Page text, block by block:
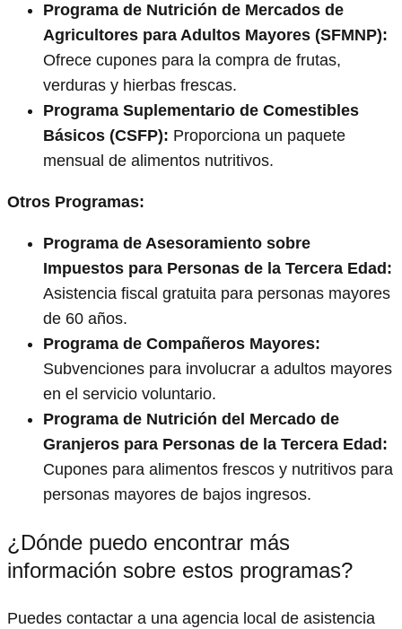
Programa de Nutrición de Mercados de
Agricultores para Adultos Mayores (SFMNP):
Ofrece cupones para la compra de frutas,
verduras y hierbas frescas.
Programa Suplementario de Comestibles
Básicos (CSFP): Proporciona un paquete
mensual de alimentos nutritivos.
Otros Programas:
Programa de Asesoramiento sobre
Impuestos para Personas de la Tercera Edad:
Asistencia fiscal gratuita para personas mayores
de 60 años.
Programa de Compañeros Mayores:
Subvenciones para involucrar a adultos mayores
en el servicio voluntario.
Programa de Nutrición del Mercado de
Granjeros para Personas de la Tercera Edad:
Cupones para alimentos frescos y nutritivos para
personas mayores de bajos ingresos.
¿Dónde puedo encontrar más
información sobre estos programas?
Puedes contactar a una agencia local de asistencia